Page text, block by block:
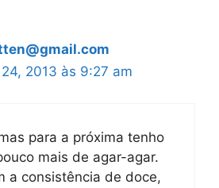
2013 às 9:27 am
para a próxima tenho
mais de agar-agar.
a consistência de doce,